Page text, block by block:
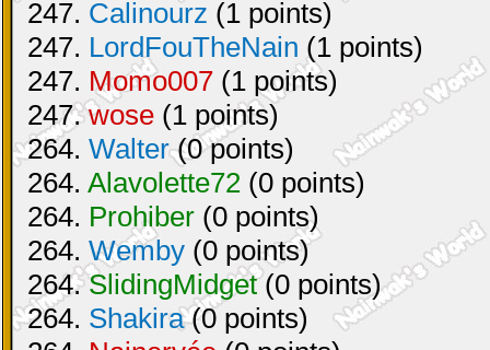
247. Calinourz (1 points)
247. LordFouTheNain (1 points)
247. Momo007 (1 points)
247.wose (1 points)
264. Walter(0 points)
264. Alavolette72 (0 points)
264. Prohiber (0 points)
264. Wemby (0 points)
264.SlidingMidget(0 points)
264. Shakira(0 points)